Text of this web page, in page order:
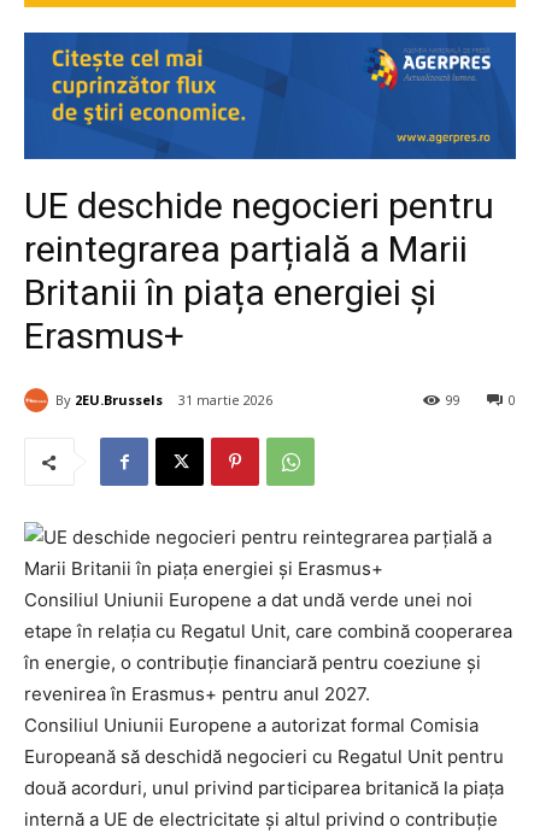
UE deschide negocieri pentru
reintegrarea parțială a Marii
Britanii în piața energiei și
Erasmus+
By 2EU.Brussels 31 martie 2026 0
99
Consiliul Uniunii Europene a dat undă verde unei noi
etape în relația cu Regatul Unit, care combină cooperarea
în energie, o contribuție financiară pentru coeziune și
revenirea în Erasmus+ pentru anul 2027.
Consiliul Uniunii Europene a autorizat formal Comisia
Europeană să deschidă negocieri cu Regatul Unit pentru
două acorduri, unul privind participarea britanică la piața
internă a UE de electricitate și altul privind o contribuție